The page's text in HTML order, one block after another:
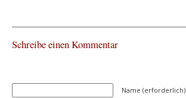
Schreibe einen Kommentar
Name (erforderlich)